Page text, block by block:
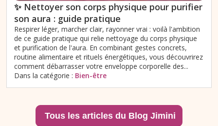
✨ Nettoyer son corps physique pour purifier
son aura : guide pratique
Respirer léger, marcher clair, rayonner vrai : voilà l'ambition
de ce guide pratique qui relie nettoyage du corps physique
et purification de l'aura. En combinant gestes concrets,
routine alimentaire et rituels énergétiques, vous découvrirez
comment débarrasser votre enveloppe corporelle des...
Dans la catégorie : Bien-être